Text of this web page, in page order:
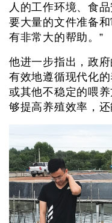
人的工作环境、食
要大量的文件准备
有非常大的帮助。”
他进一步指出，政
有效地遵循现代化
或其他不稳定的喂
够提高养殖效率，还